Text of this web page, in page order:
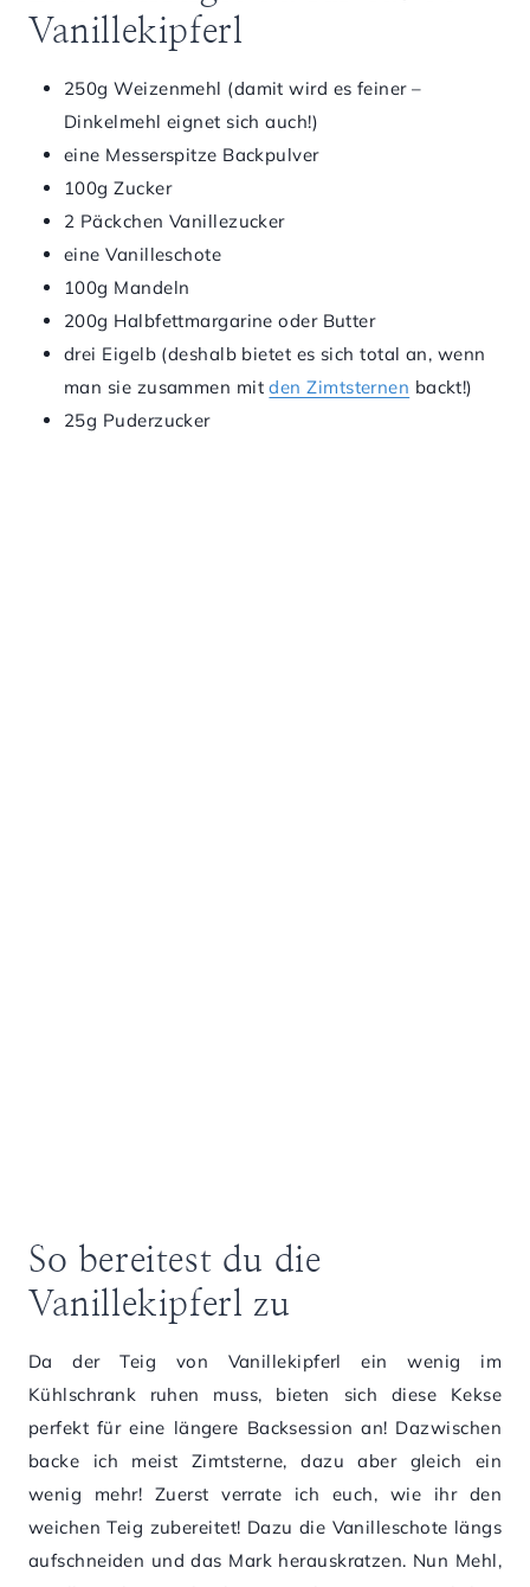
Vanillekipferl
250g Weizenmehl (damit wird es feiner –
Dinkelmehl eignet sich auch!)
eine Messerspitze Backpulver
100g Zucker
2 Päckchen Vanillezucker
eine Vanilleschote
100g Mandeln
200g Halbfettmargarine oder Butter
drei Eigelb (deshalb bietet es sich total an, wenn
man sie zusammen mitden Zimtsternen backt!)
25g Puderzucker
So bereitest du die
Vanillekipferl zu
Da der Teig von Vanillekipferl ein wenig im
Kühlschrank ruhen muss, bieten sich diese Kekse
perfekt für eine längere Backsession an! Dazwischen
backe ich meist Zimtsterne, dazu aber gleich ein
wenig mehr! Zuerst verrate ich euch, wie ihr den
weichen Teig zubereitet! Dazu die Vanilleschote längs
aufschneiden und das Mark herauskratzen. Nun Mehl,